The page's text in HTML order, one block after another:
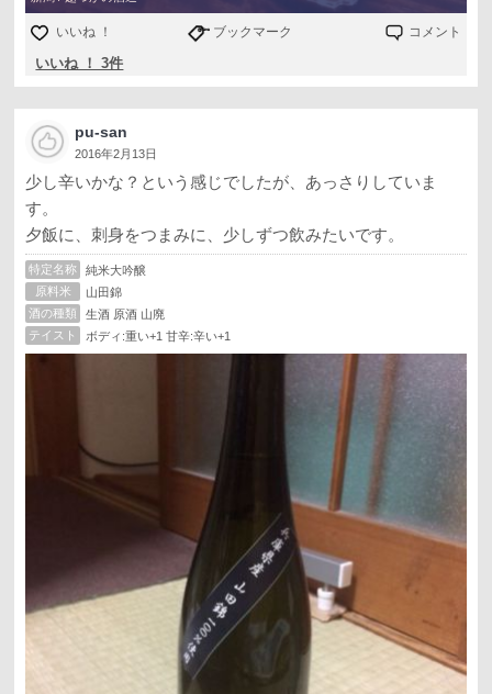
いいね ！ ブックマーク コメント
いいね ！ 3件
pu-san
2016年2月13日
少し辛いかな？という感じでしたが、あっさりしていま
す。
夕飯に、刺身をつまみに、少しずつ飲みたいです。
特定名称
純米大吟醸
原料米
山田錦
酒の種類
生酒 原酒 山廃
テイスト
ボディ:重い+1 甘辛:辛い+1